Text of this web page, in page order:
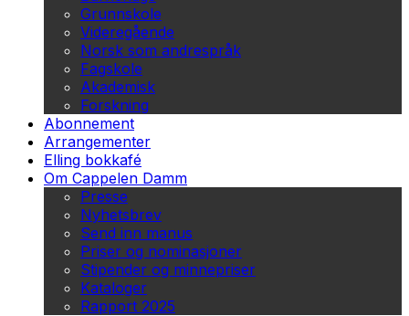
Grunnskole
Videregående
Norsk som andrespråk
Fagskole
Akademisk
Forskning
Abonnement
Arrangementer
Elling bokkafé
Om Cappelen Damm
Presse
Nyhetsbrev
Send inn manus
Priser og nominasjoner
Stipender og minnepriser
Kataloger
Rapport 2025